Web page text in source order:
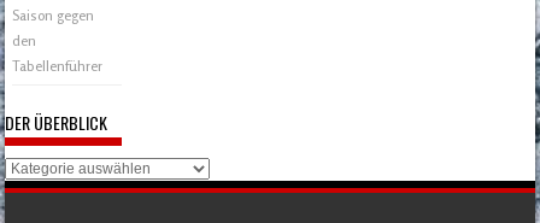
Saison gegen
den
Tabellenführer
DER ÜBERBLICK
Der
Überblick